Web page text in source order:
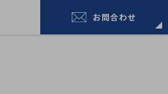
お問合わせ